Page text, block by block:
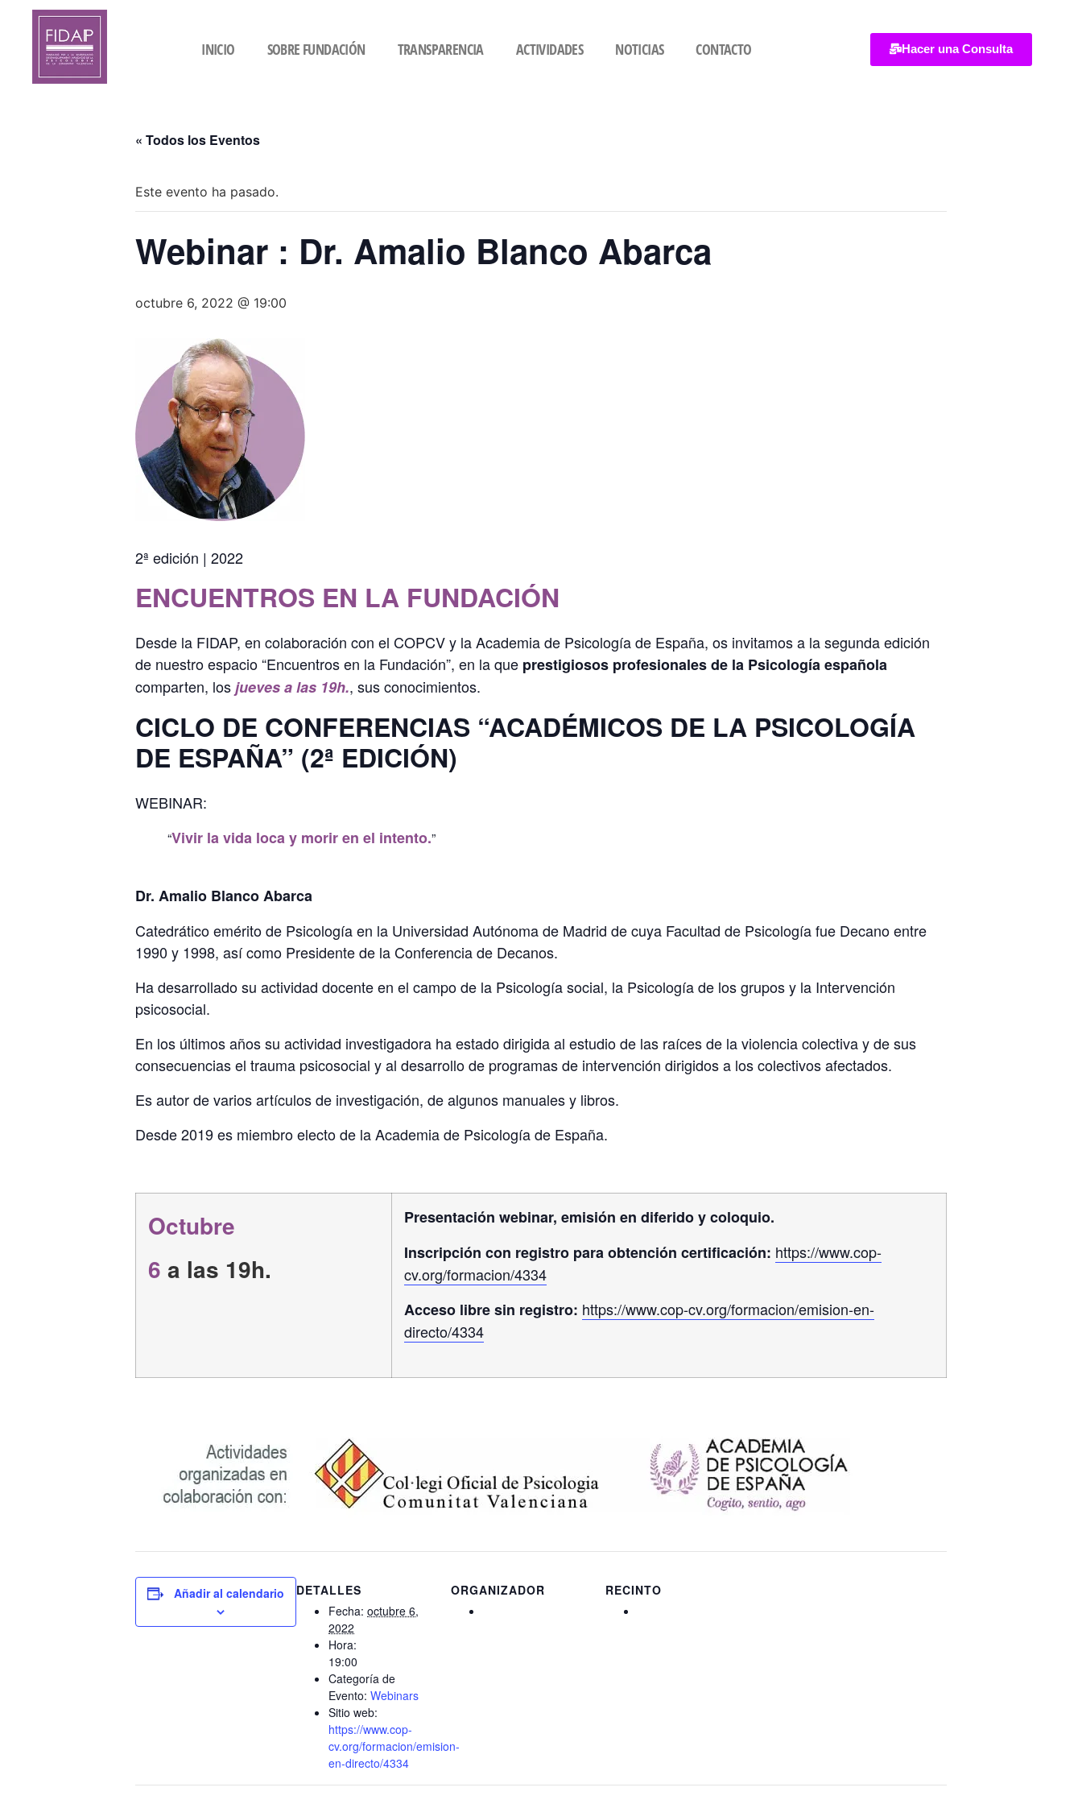
INICIO SOBRE FUNDACIÓN TRANSPARENCIA ACTIVIDADES NOTICIAS CONTACTO Hacer una Consulta
« Todos los Eventos
Este evento ha pasado.
Webinar : Dr. Amalio Blanco Abarca
octubre 6, 2022 @ 19:00
2ª edición | 2022
ENCUENTROS EN LA FUNDACIÓN
Desde la FIDAP, en colaboración con el COPCV y la Academia de Psicología de España, os invitamos a la segunda edición
de nuestro espacio “Encuentros en la Fundación”, en la que prestigiosos profesionales de la Psicología española
comparten, losjueves a las 19h., sus conocimientos.
CICLO DE CONFERENCIAS “ACADÉMICOS DE LA PSICOLOGÍA
DE ESPAÑA” (2ª EDICIÓN)
WEBINAR:
Vivir la vida loca y morir en el intento.
Dr. Amalio Blanco Abarca
Catedrático emérito de Psicología en la Universidad Autónoma de Madrid de cuya Facultad de Psicología fue Decano entre
1990 y 1998, así como Presidente de la Conferencia de Decanos.
Ha desarrollado su actividad docente en el campo de la Psicología social, la Psicología de los grupos y la Intervención
psicosocial.
En los últimos años su actividad investigadora ha estado dirigida al estudio de las raíces de la violencia colectiva y de sus
consecuencias el trauma psicosocial y al desarrollo de programas de intervención dirigidos a los colectivos afectados.
Es autor de varios artículos de investigación, de algunos manuales y libros.
Desde 2019 es miembro electo de la Academia de Psicología de España.
Octubre
6 a las 19h.
Presentación webinar, emisión en diferido y coloquio.
Inscripción con registro para obtención certificación: https://www.cop-
cv.org/formacion/4334
Acceso libre sin registro: https://www.cop-cv.org/formacion/emision-en-
directo/4334
Añadir al calendario
DETALLES
Fecha: octubre 6,
2022
Hora:
19:00
Categoría de
Evento: Webinars
Sitio web:
https://www.cop-
cv.org/formacion/emision-
en-directo/4334
ORGANIZADOR RECINTO